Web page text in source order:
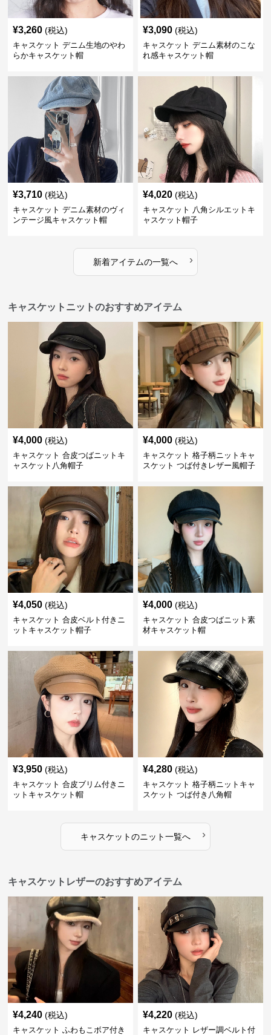
¥3,260 (税込)
キャスケット デニム生地のやわ
らかキャスケット帽
¥3,090 (税込)
キャスケット デニム素材のこな
れ感キャスケット帽
¥3,710 (税込)
キャスケット デニム素材のヴィ
ンテージ風キャスケット帽
¥4,020 (税込)
キャスケット 八角シルエットキ
ャスケット帽子
新着アイテムの一覧へ ›
キャスケットニットのおすすめアイテム
¥4,000 (税込)
キャスケット 合皮つばニットキ
ャスケット八角帽子
¥4,000 (税込)
キャスケット 格子柄ニットキャ
スケット つば付きレザー風帽子
¥4,050 (税込)
キャスケット 合皮ベルト付きニ
ットキャスケット帽子
¥4,000 (税込)
キャスケット 合皮つばニット素
材キャスケット帽
¥3,950 (税込)
キャスケット 合皮ブリム付きニ
ットキャスケット帽
¥4,280 (税込)
キャスケット 格子柄ニットキャ
スケット つば付き八角帽
キャスケットのニット一覧へ ›
キャスケットレザーのおすすめアイテム
¥4,240 (税込)
キャスケット ふわもこボア付き
¥4,220 (税込)
キャスケット レザー調ベルト付